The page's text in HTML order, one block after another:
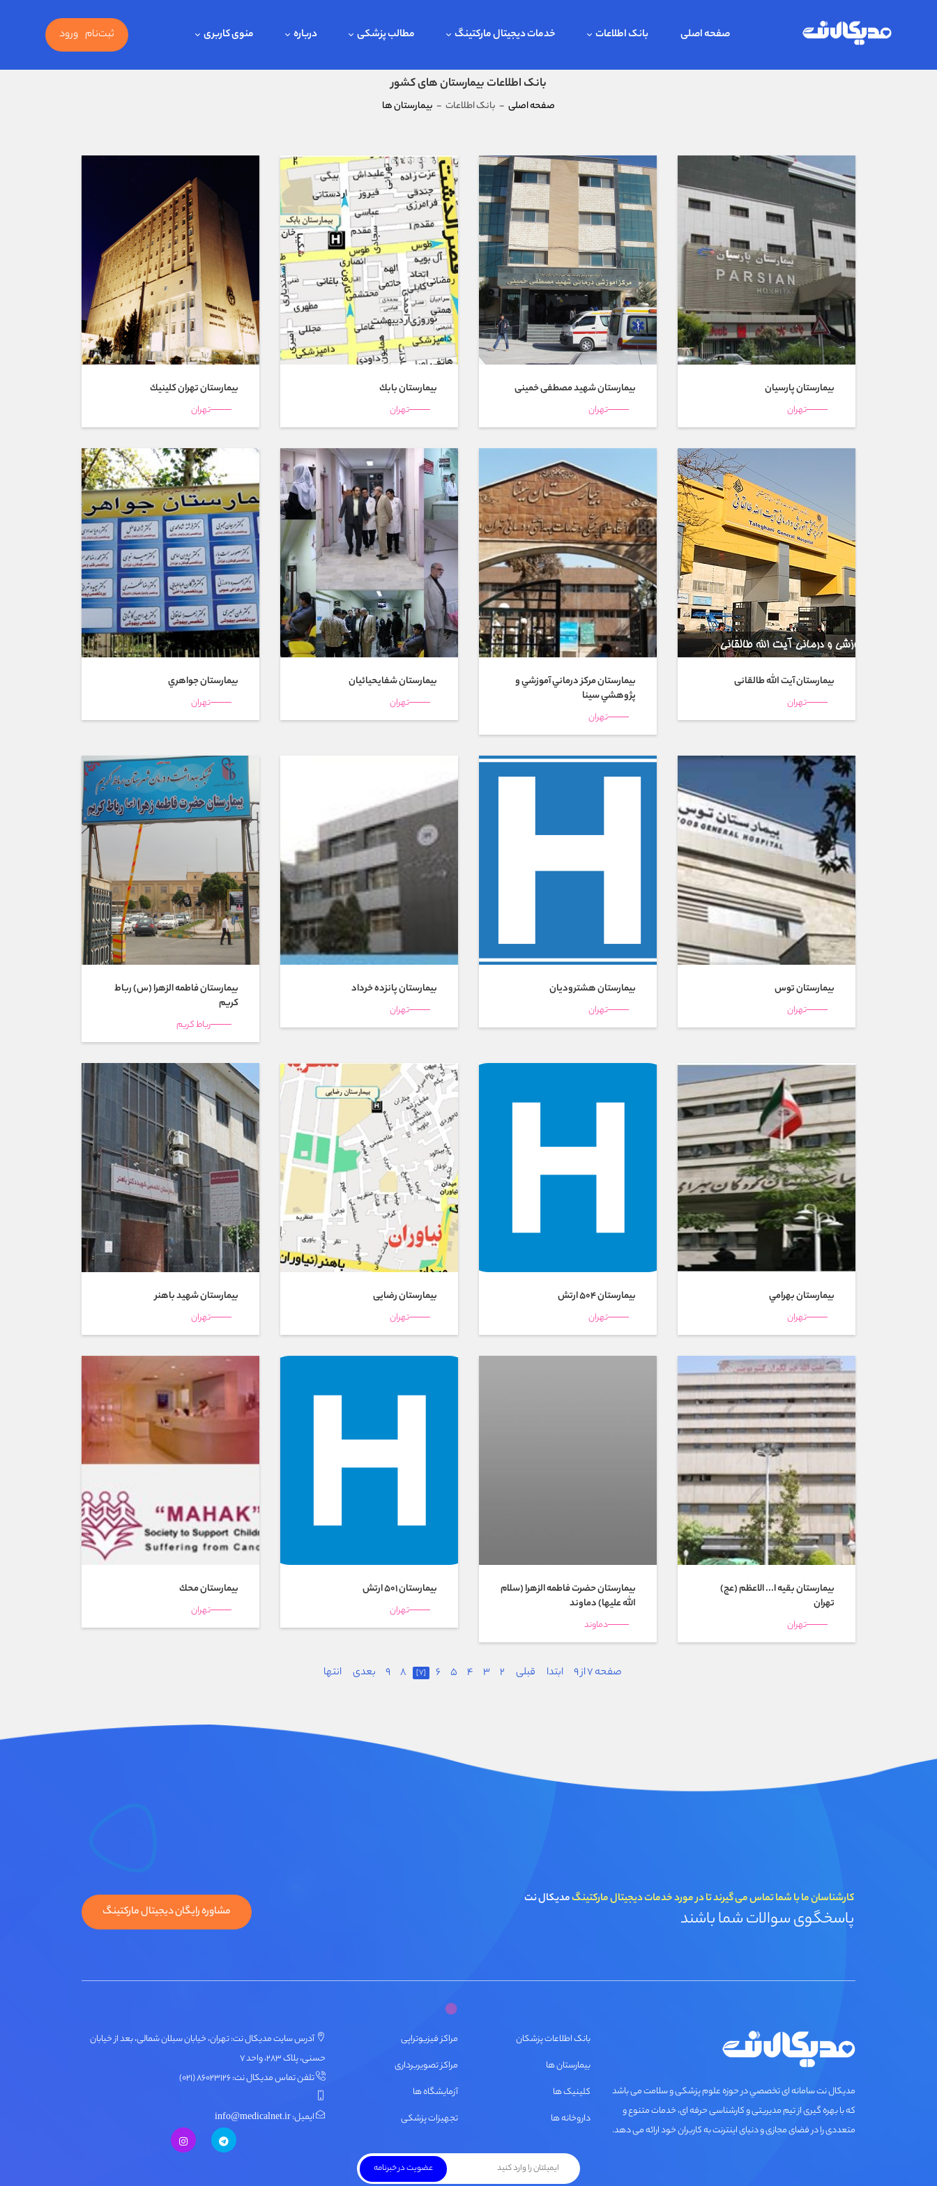
صفحه اصلی بانک اطلاعات خدمات دیجیتال مارکتینگ مطالب پزشکی درباره منوی کاربری ثبت‌نام ورود
بانک اطلاعات بیمارستان های کشور
صفحه اصلی - بانک اطلاعات - بیمارستان ها
بیمارستان پارسيان
تهران
بیمارستان شهید مصطفی خمینی
تهران
بیمارستان بابك
تهران
بیمارستان تهران كلينيك
تهران
بیمارستان آیت الله طالقانی
تهران
بیمارستان مركز درماني آموزشي و
پژوهشي سينا
تهران
بیمارستان شفايحيائيان
تهران
بیمارستان جواهري
تهران
بیمارستان توس
تهران
بیمارستان هشتروديان
تهران
بیمارستان پانزده خرداد
تهران
بیمارستان فاطمه الزهرا (س) رباط
كريم
رباط كريم
بیمارستان بهرامي
تهران
بیمارستان 504 ارتش
تهران
بیمارستان رضایی
تهران
بیمارستان شهيد باهنر
تهران
بیمارستان بقيه ا... الاعظم (عج)
تهران
تهران
بیمارستان حضرت فاطمه الزهرا (سلام
الله علیها) دماوند
دماوند
بیمارستان 501 ارتش
تهران
بیمارستان محك
تهران
صفحه 7 از 9 ابتدا قبلی 2
3
4
5
6
[7]
8
9 بعدی انتها
کارشناسان ما با شما تماس می گیرند تا در مورد خدمات دیجیتال مارکتینگمدیکال نت
پاسخگوی سوالات شما باشند مشاوره رایگان دیجیتال مارکتینگ
مديكال نت سامانه ای تخصصي در حوزه علوم پزشکی و سلامت می باشد
که با بهره گیری از تیم مدیریتی و کارشناسی حرفه ای، خدمات متنوع و
متعددی را در فضای مجازی و دنیای اینترنت به کاربران خود ارائه می دهد.
بانک اطلاعات پزشکان
بیمارستان ها
کلینیک ها
داروخانه ها
مراکز فیزیوتراپی
مراکز تصویربرداری
آزمایشگاه ها
تجهیزات پزشکی
آدرس سایت مدیکال نت: تهران، خیابان سبلان شمالی، بعد از خیابان
حسنی، پلاک ۲۸۳، واحد ۷
تلفن تماس مدیکال نت: ۸۶۰۲۳۱۲۶ (۰۲۱)
ایمیل: info@medicalnet.ir